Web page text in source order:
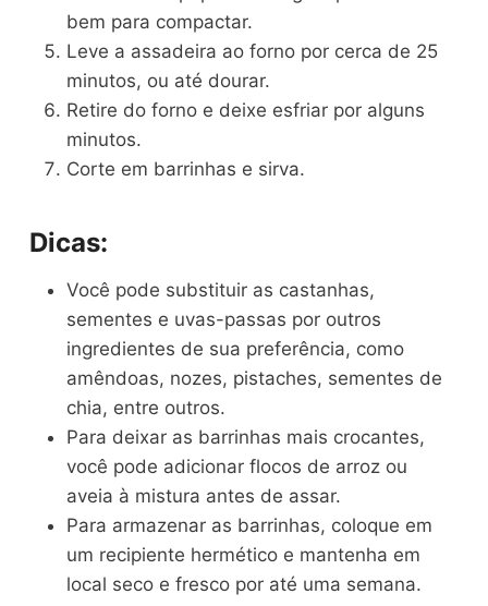
bem para compactar.
Leve a assadeira ao forno por cerca de 25
minutos, ou até dourar.
Retire do forno e deixe esfriar por alguns
minutos.
Corte em barrinhas e sirva.
Dicas:
Você pode substituir as castanhas,
sementes e uvas-passas por outros
ingredientes de sua preferência, como
amêndoas, nozes, pistaches, sementes de
chia, entre outros.
Para deixar as barrinhas mais crocantes,
você pode adicionar flocos de arroz ou
aveia à mistura antes de assar.
Para armazenar as barrinhas, coloque em
um recipiente hermético e mantenha em
local seco e fresco por até uma semana.